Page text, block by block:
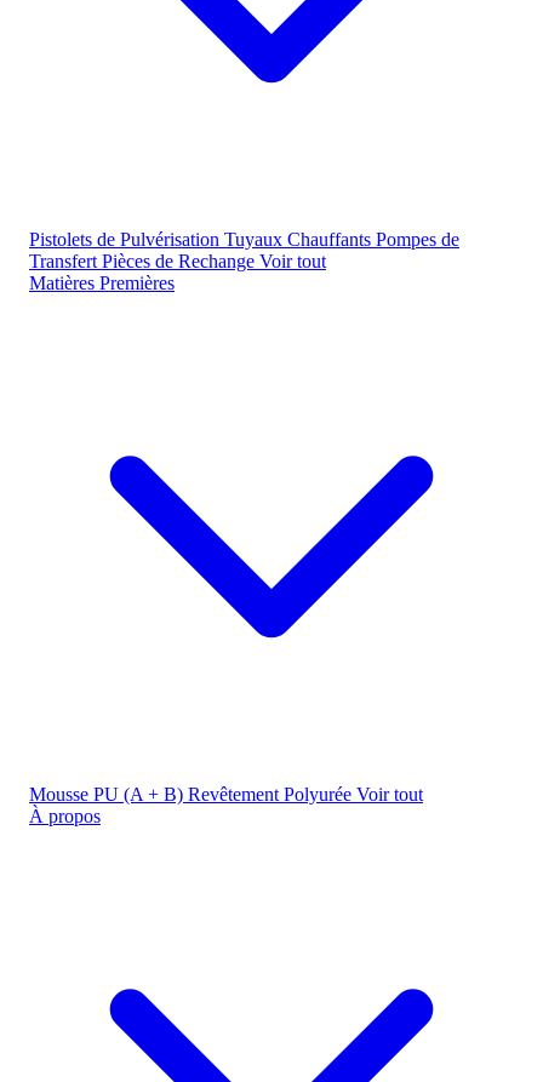
Pistolets de Pulvérisation Tuyaux Chauffants Pompes de
Transfert Pièces de Rechange Voir tout
Matières Premières
Mousse PU (A + B) Revêtement Polyurée Voir tout
À propos